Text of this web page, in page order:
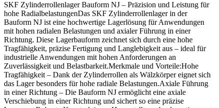
SKF Zylinderrollenlager Bauform NJ – Präzision und Leistung für
hohe RadialbelastungenDas SKF Zylinderrollenlager in der
Bauform NJ ist eine hochwertige Lagerlösung für Anwendungen
mit hohen radialen Belastungen und axialer Führung in einer
Richtung. Diese Lagerbauform zeichnet sich durch eine hohe
Tragfähigkeit, präzise Fertigung und Langlebigkeit aus – ideal für
industrielle Anwendungen mit hohen Anforderungen an
Zuverlässigkeit und Belastbarkeit.Merkmale und Vorteile:Hohe
Tragfähigkeit – Dank der Zylinderrollen als Wälzkörper eignet sich
das Lager besonders für hohe radiale Belastungen.Axiale Führung
in einer Richtung – Die Bauform NJ ermöglicht eine axiale
Verschiebung in einer Richtung und sichert so eine präzise